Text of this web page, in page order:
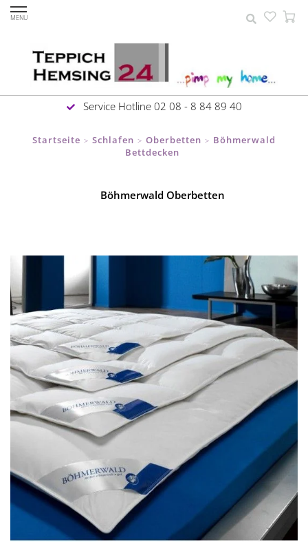
MENU
Service Hotline 02 08 - 8 84 89 40
Startseite > Schlafen > Oberbetten > Böhmerwald
Bettdecken
Böhmerwald Oberbetten